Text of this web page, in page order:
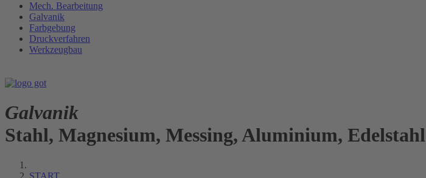
Mech. Bearbeitung
Galvanik
Farbgebung
Druckverfahren
Werkzeugbau
Galvanik
Stahl, Magnesium, Messing, Aluminium, Edelstahl
START